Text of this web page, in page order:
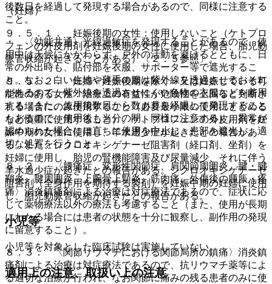
（妊婦）
９．５．１． 妊娠後期の女性：使用しないこと（ケトプロ
フェンの外皮用剤を妊娠後期の女性に使用した場合、胎児動
脈管収縮が起きることがある）〔２．５参照〕。
９．５．２． 妊婦＜妊娠後期を除く＞又は妊娠している可
能性のある女性：治療上の有益性が危険性を上回ると判断さ
れる場合にのみ使用すること（必要最小限の使用にとどめる
など慎重に使用すること）。ケトプロフェンの外皮用剤を妊
娠中期の女性に使用し、羊水過少症が起きたとの報告があ
る。また、シクロオキシゲナーゼ阻害剤（経口剤、坐剤）を
妊婦に使用し、胎児の腎機能障害及び尿量減少、それに伴う
羊水過少症が起きたとの報告がある。シクロオキシゲナーゼ
阻害剤（全身作用を期待する製剤）を妊娠中期の妊婦に使用
し、胎児動脈管収縮が起きたとの報告がある。
小児等
小児等を対象とした臨床試験は実施していない。
適用上の注意、取扱い上の注意
後数日を経過して発現する場合があるので、同様に注意する
こと。
・ 〈効能共通〉光線過敏症を発現することがあるので、使
用中は天候にかかわらず、戸外の活動を避けるとともに、日
常の外出時も、貼付部を衣服、サポーター等で遮光するこ
と。なお、白い生地や薄手の服は紫外線を透過させるおそれ
があるので、紫外線を透過させにくい色物の衣服などを着用
する（また、使用後数日から数カ月を経過して発現すること
もあるので、使用後も当分の間、同様に注意する）。異常が
認められた場合には直ちに使用を中止し、患部を遮光し、適
切な処置を行うこと。
８．２． 〈腰痛症、変形性関節症、肩関節周囲炎、腱・腱
鞘炎、腱周囲炎、上腕骨上顆炎、筋肉痛、外傷後の腫脹・疼
痛〉消炎鎮痛剤による治療は対症療法であるので、症状に応
じて薬物療法以外の療法も考慮すること（また、使用が長期
にわたる場合には患者の状態を十分に観察し、副作用の発現
に留意すること）。
８．３． 〈関節リウマチにおける関節局所の鎮痛〉消炎鎮
痛剤による治療は対症療法であるので、抗リウマチ薬等によ
る適切な治療が行われ、なお関節に痛みの残る患者のみに使